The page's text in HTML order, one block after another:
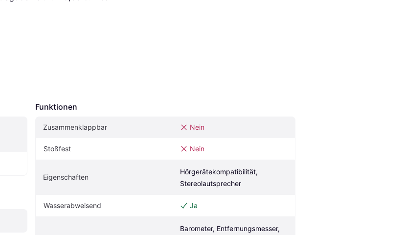
Funktionen
Zusammenklappbar Nein
Stoßfest Nein
Eigenschaften
Hörgerätekompatibilität,
Stereolautsprecher
Wasserabweisend Ja
Barometer, Entfernungsmesser,